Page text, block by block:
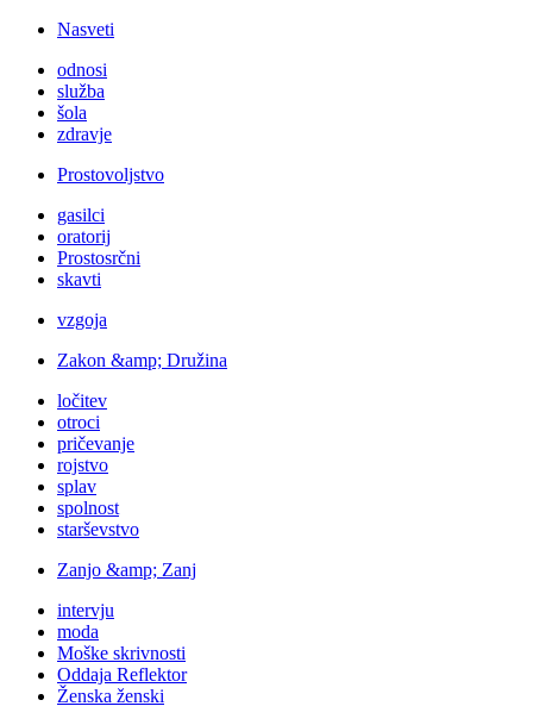
Nasveti
odnosi
služba
šola
zdravje
Prostovoljstvo
gasilci
oratorij
Prostosrčni
skavti
vzgoja
Zakon &amp; Družina
ločitev
otroci
pričevanje
rojstvo
splav
spolnost
starševstvo
Zanjo &amp; Zanj
intervju
moda
Moške skrivnosti
Oddaja Reflektor
Ženska ženski